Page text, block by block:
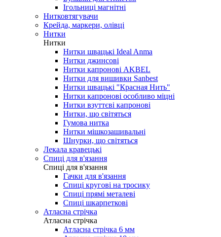
Ігольниці магнітні
Нитковтягувачи
Крейда, маркери, олівці
Нитки
Нитки
Нитки швацькі Ideal Anma
Нитки джинсові
Нитки капронові AKBEL
Нитки для вишивки Sanbest
Нитки швацькі "Красная Нить"
Нитки капронові особливо міцні
Нитки взуттєві капронові
Нитки, що світяться
Гумова нитка
Нитки мішкозашивальні
Шнурки, що світяться
Лекала кравецькі
Cпиці для в'язання
Cпиці для в'язання
Гачки для в'язання
Спиці кругові на тросику
Спиці прямі металеві
Спиці шкарпеткові
Атласна стрічка
Атласна стрічка
Атласна стрічка 6 мм